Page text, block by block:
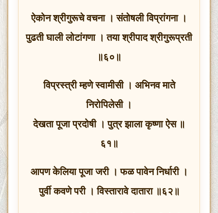
ऐकोन श्रीगुरूचे वचना । संतोषली विप्रांगना ।
पुढती घाली लोटांगणा । तया श्रीपाद श्रीगुरूप्रती
॥६०॥
विप्रस्त्री म्हणे स्वामीसी । अभिनव माते
निरोपिलेसी ।
देखता पूजा प्रदोषी । पुत्र झाला कृष्णा ऐस ॥
६१॥
आपण केलिया पूजा जरी । फळ पावेन निर्धारी ।
पुर्वी कवणे परी । विस्तारावे दातारा ॥६२॥